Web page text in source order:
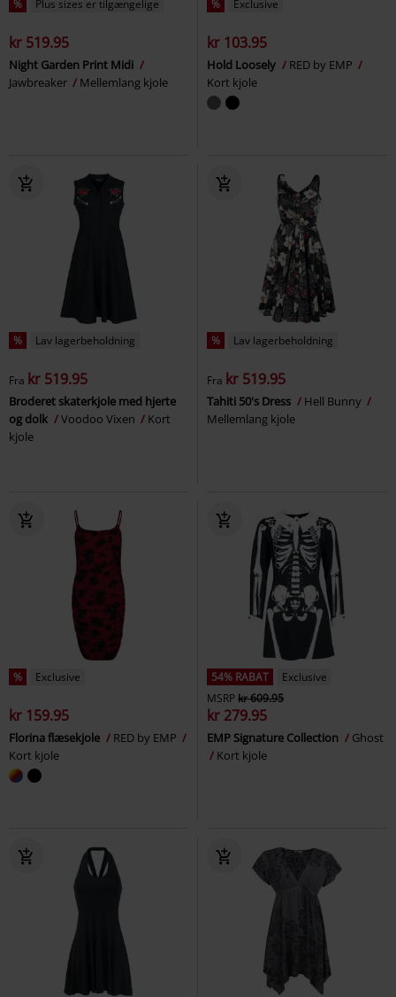
% Plus sizes er tilgængelige
kr 519.95
Night Garden Print Midi
Jawbreaker
Mellemlang kjole
% Exclusive
kr 103.95
Hold Loosely
RED by EMP
Kort kjole
% Lav lagerbeholdning
Fra kr 519.95
Broderet skaterkjole med hjerte
og dolk
Voodoo Vixen
Kort
kjole
% Lav lagerbeholdning
Fra kr 519.95
Tahiti 50's Dress
Hell Bunny
Mellemlang kjole
% Exclusive
kr 159.95
Florina flæsekjole
RED by EMP
Kort kjole
54% RABAT
Exclusive
MSRPkr 609.95
kr 279.95
EMP Signature Collection
Ghost
Kort kjole